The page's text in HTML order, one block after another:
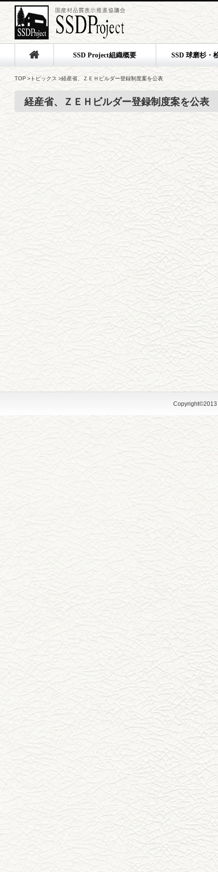
SSD Project組織概要 SSD 球磨杉・
TOP > トピックス >経産省、ＺＥＨビルダー登録制度案を公表
経産省、ＺＥＨビルダー登録制度案を公表
Copyright©2013